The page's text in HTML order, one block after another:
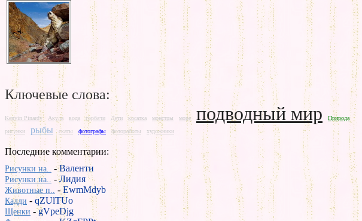
Ключевые слова:
Kenvin Pinardy Акула вода горбачи Дети косатка монстры море подводный мир
Природа
рисунки
рыбы скаты фотографы фотоработы художники
Последние комментарии:
Рисунки на.. -Валенти
Рисунки на.. -Лидия
Животные п.. -EwmMdyb
Кадди - qZUlTUo
Щенки -gVpeDjg